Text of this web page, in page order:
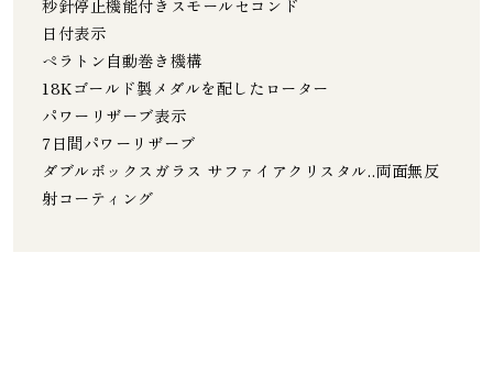
秒針停止機能付きスモールセコンド
日付表示
ペラトン自動巻き機構
18Kゴールド製メダルを配したローター
パワーリザーブ表示
7日間パワーリザーブ
ダブルボックスガラス サファイアクリスタル..両面無反
射コーティング